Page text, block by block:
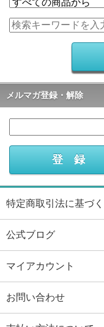
メルマガ登録・解除
特定商取引法に基づ
公式ブログ
マイアカウント
お問い合わせ